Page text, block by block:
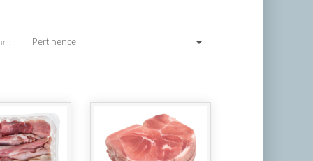
: Pertinence 